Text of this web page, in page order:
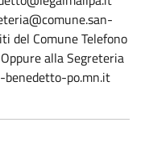
del Comune Telefono
alla Segreteria
benedetto-po.mn.it